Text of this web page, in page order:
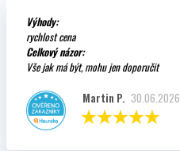
Výhody:
rychlost cena
Celkový názor:
Vše jak má být, mohu jen doporučit
Martin P. 30.06.2026